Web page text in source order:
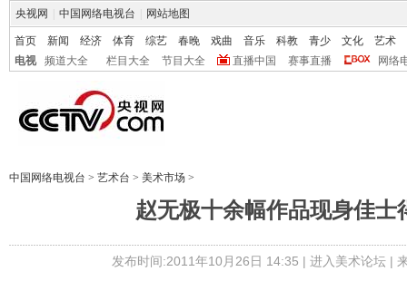
央视网 中国网络电视台 网站地图
首页 新闻 经济 体育 综艺 春晚 戏曲 音乐 科教 青少 文化
艺术
电视
频道大全 栏目大全 节目大全 直播中国 赛事直播 网络
中国网络电视台 > 艺术台 > 美术市场 >
赵无极十余幅作品现身佳士
发布时间:2011年10月26日 14:35 | 进入美术论坛|